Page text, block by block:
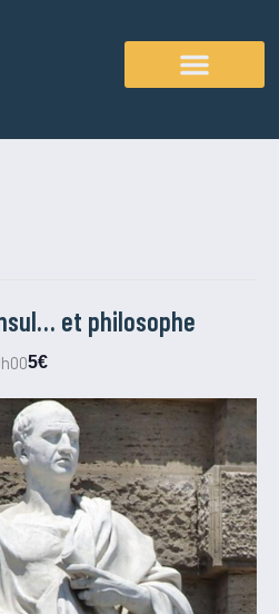
et philosophe
5€